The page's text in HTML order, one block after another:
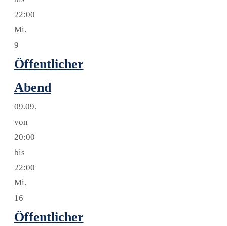
22:00
Mi.
9
Öffentlicher
Abend
09.09.
von
20:00
bis
22:00
Mi.
16
Öffentlicher